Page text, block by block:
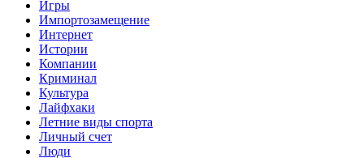
Игры
Импортозамещение
Интернет
Истории
Компании
Криминал
Культура
Лайфхаки
Летние виды спорта
Личный счет
Люди